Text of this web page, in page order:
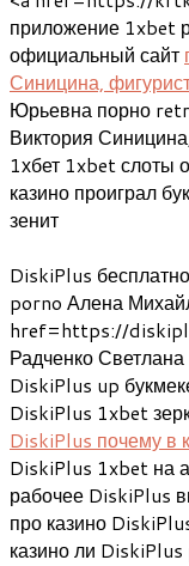
приложение 1xbet
официальный сайт
Синицина,
Юрьевна порно
Виктория
1хбет 1xbet слоты
казино проиграл
зенит
DiskiPlus
porno Алена
href=https://
Радченко
DiskiPlus up
DiskiPlus 1xbet
DiskiPlus почему в
DiskiPlus 1xbet на
рабочее DiskiPlus
про казино
казино ли